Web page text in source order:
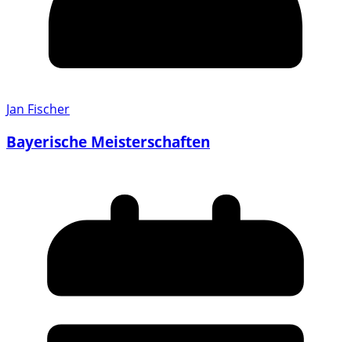
Jan Fischer
Bayerische Meisterschaften